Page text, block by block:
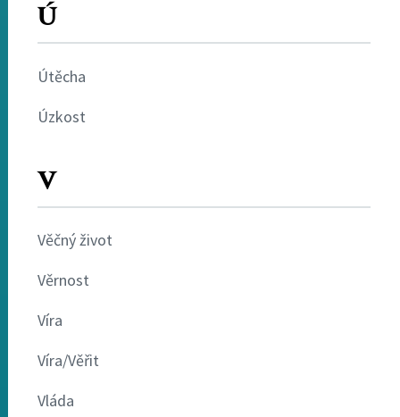
Ú
Útěcha
Úzkost
V
Věčný život
Věrnost
Víra
Víra/Věřit
Vláda